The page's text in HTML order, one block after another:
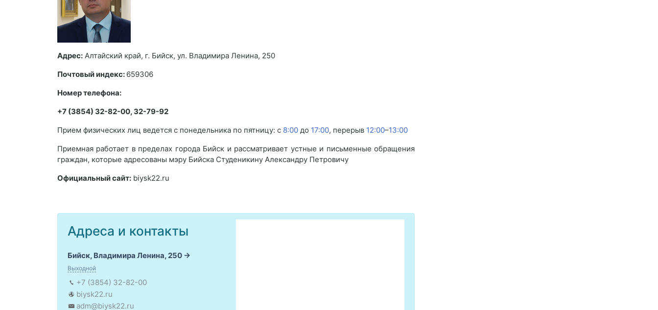
Адрес: Алтайский край, г. Бийск, ул. Владимира Ленина, 250
Почтовый индекс: 659306
Номер телефона:
+7 (3854) 32-82-00, 32-79-92
Прием физических лиц ведется с понедельника по пятницу: с 8:00 до 17:00, перерыв 12:00–13:00
Приемная работает в пределах города Бийск и рассматривает устные и письменные обращения
граждан, которые адресованы мэру Бийска Студеникину Александру Петровичу
Официальный сайт: biysk22.ru
Адреса и контакты
Бийск, Владимира Ленина, 250
Выходной
+7 (3854) 32-82-00
biysk22.ru
adm@biysk22.ru